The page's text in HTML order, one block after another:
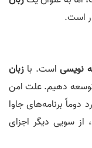
است.
نویسیاست. با زبان
دهیم. علت امن
دوماً برنامه‌های جاوا
سویی دیگر اجزای